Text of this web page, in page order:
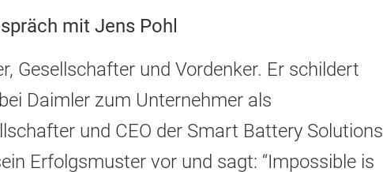
mit Jens Pohl
Gesellschafter und Vordenker. Er schildert
Daimler zum Unternehmer als
und CEO der Smart Battery Solutions
Erfolgsmuster vor und sagt: “Impossible is